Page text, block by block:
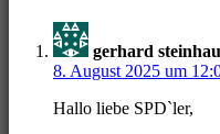
gerhard
8. August 2025 um
Hallo liebe SPD`ler,